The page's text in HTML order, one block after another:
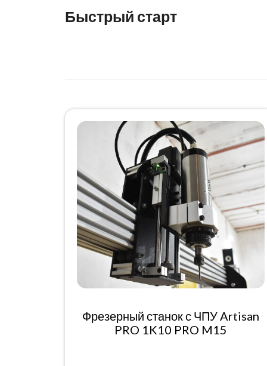
Быстрый старт
Фрезерный станок с ЧПУ Artisan
PRO 1K10 PRO M15